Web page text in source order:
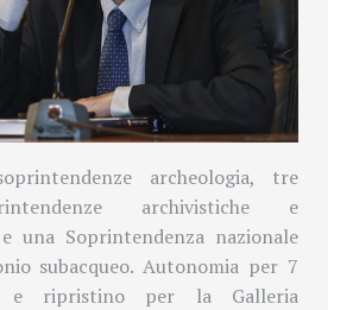
archeologia, tre
archivistiche e
una Soprintendenza nazionale
subacqueo. Autonomia per 7
e ripristino per la Galleria